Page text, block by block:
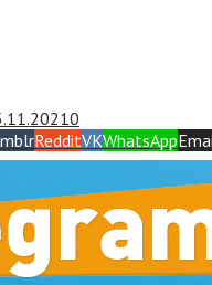
0
RedditVKWhatsApp